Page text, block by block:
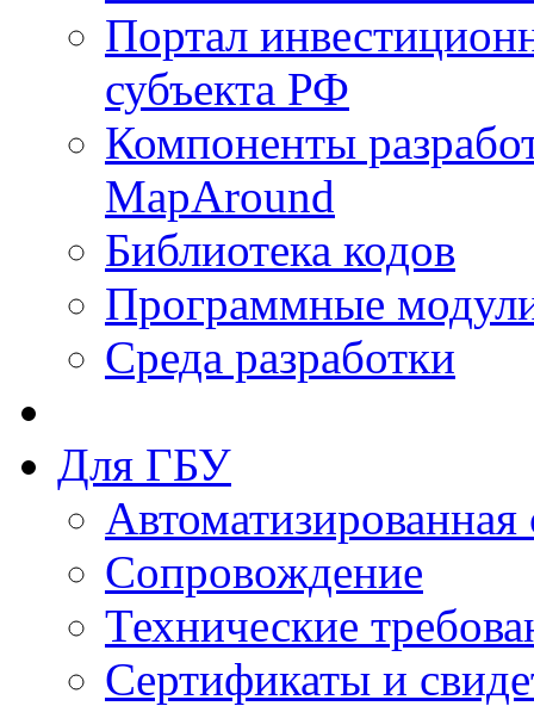
Портал
субъекта РФ
Компоненты
MapAround
Библиотека кодов
Программные
Среда разработки
Для ГБУ
Сопровождение
Технические
Сертификаты и